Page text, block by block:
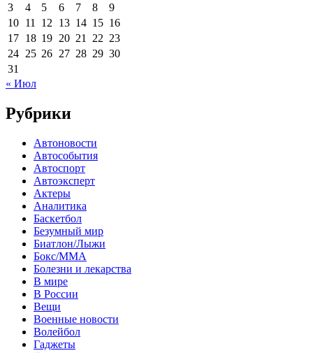
3
4 5 6 7 8
9
10 11 12 13 14 15 16
17 18 19 20 21 22 23
24 25 26 27 28 29 30
31
« Июл
Рубрики
Автоновости
Автособытия
Автоспорт
Автоэксперт
Актеры
Аналитика
Баскетбол
Безумный мир
Биатлон/Лыжи
Бокс/MMA
Болезни и лекарства
В мире
В России
Вещи
Военные новости
Волейбол
Гаджеты